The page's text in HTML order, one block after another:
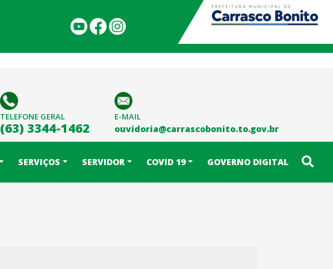
TELEFONE GERAL
(63) 3344-1462
E-MAIL
ouvidoria@carrascobonito.to.gov.br
SERVIÇOS SERVIDOR COVID 19 GOVERNO DIGITAL